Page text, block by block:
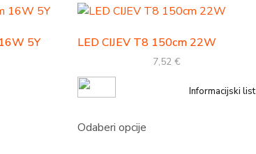
5Y LED CIJEV T8 150cm 22W
7,52 €
Informacijski list
Odaberi opcije